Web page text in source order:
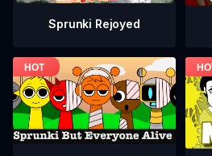
Sprunki Rejoyed